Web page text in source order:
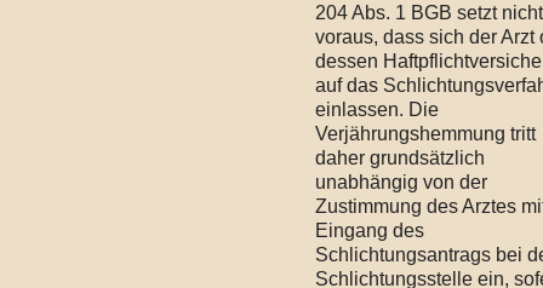
204 Abs. 1 BGB setzt nicht
voraus, dass sich der Arzt
dessen
auf das
einlassen. Die
Verjährungshemmung tritt
daher grundsätzlich
unabhängig von der
Zustimmung des Arztes
Eingang des
Schlichtungsantrags bei
Schlichtungsstelle ein,